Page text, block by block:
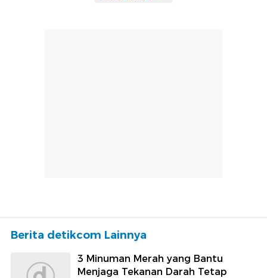
Berita detikcom Lainnya
3 Minuman Merah yang Bantu
Menjaga Tekanan Darah Tetap